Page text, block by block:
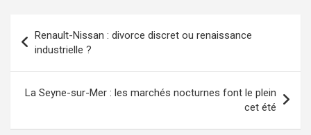
de
l’article
Renault-Nissan : divorce discret ou renaissance
industrielle ?
La Seyne-sur-Mer : les marchés nocturnes font le plein
cet été